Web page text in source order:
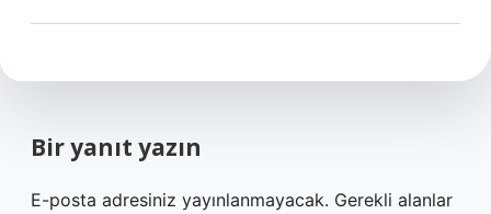
Bir yanıt yazın
E-posta adresiniz yayınlanmayacak. Gerekli alanlar